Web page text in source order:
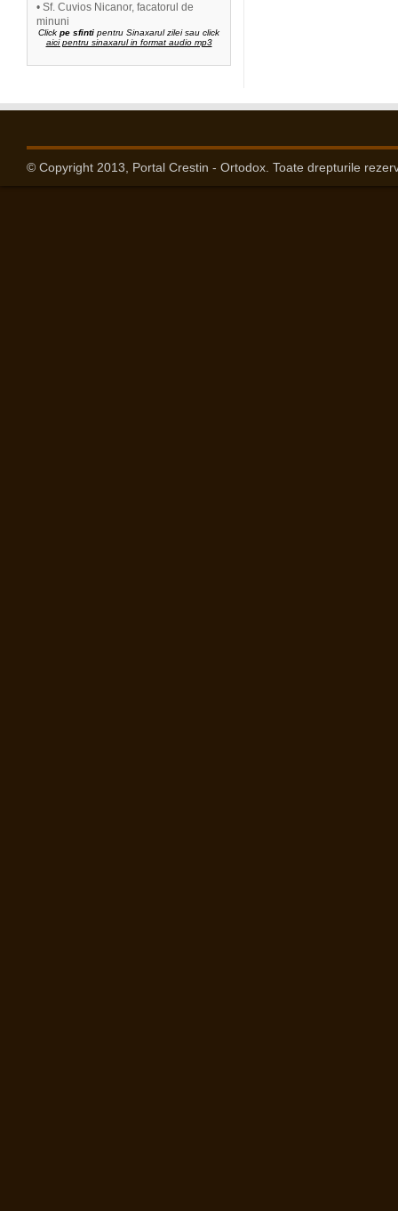
• Sf. Cuvios Nicanor, facatorul de
minuni
Click pe sfinti pentru Sinaxarul zilei sau click
aici pentru sinaxarul in format audio mp3
© Copyright 2013, Portal Crestin - Ortodox. Toate drepturile